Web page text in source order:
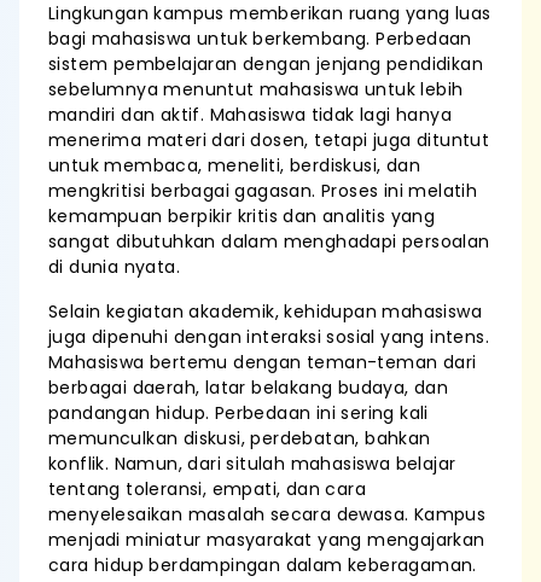
Lingkungan kampus memberikan ruang yang luas
bagi mahasiswa untuk berkembang. Perbedaan
sistem pembelajaran dengan jenjang pendidikan
sebelumnya menuntut mahasiswa untuk lebih
mandiri dan aktif. Mahasiswa tidak lagi hanya
menerima materi dari dosen, tetapi juga dituntut
untuk membaca, meneliti, berdiskusi, dan
mengkritisi berbagai gagasan. Proses ini melatih
kemampuan berpikir kritis dan analitis yang
sangat dibutuhkan dalam menghadapi persoalan
di dunia nyata.
Selain kegiatan akademik, kehidupan mahasiswa
juga dipenuhi dengan interaksi sosial yang intens.
Mahasiswa bertemu dengan teman-teman dari
berbagai daerah, latar belakang budaya, dan
pandangan hidup. Perbedaan ini sering kali
memunculkan diskusi, perdebatan, bahkan
konflik. Namun, dari situlah mahasiswa belajar
tentang toleransi, empati, dan cara
menyelesaikan masalah secara dewasa. Kampus
menjadi miniatur masyarakat yang mengajarkan
cara hidup berdampingan dalam keberagaman.